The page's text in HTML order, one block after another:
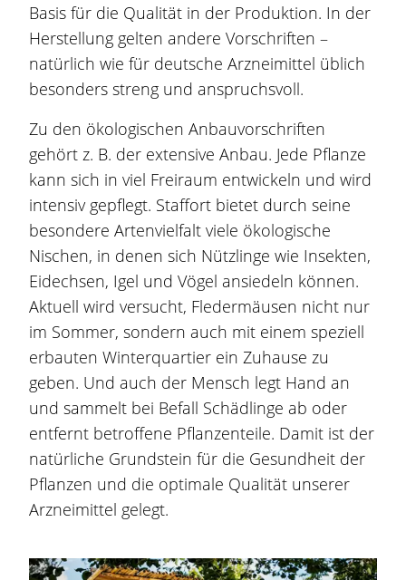
Basis für die Qualität in der Produktion. In der
Herstellung gelten andere Vorschriften –
natürlich wie für deutsche Arzneimittel üblich
besonders streng und anspruchsvoll.
Zu den ökologischen Anbauvorschriften
gehört z. B. der extensive Anbau. Jede Pflanze
kann sich in viel Freiraum entwickeln und wird
intensiv gepflegt. Staffort bietet durch seine
besondere Artenvielfalt viele ökologische
Nischen, in denen sich Nützlinge wie Insekten,
Eidechsen, Igel und Vögel ansiedeln können.
Aktuell wird versucht, Fledermäusen nicht nur
im Sommer, sondern auch mit einem speziell
erbauten Winterquartier ein Zuhause zu
geben. Und auch der Mensch legt Hand an
und sammelt bei Befall Schädlinge ab oder
entfernt betroffene Pflanzenteile. Damit ist der
natürliche Grundstein für die Gesundheit der
Pflanzen und die optimale Qualität unserer
Arzneimittel gelegt.